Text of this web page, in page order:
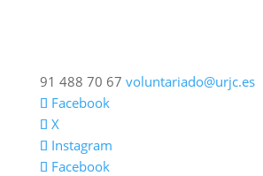
91 488 70 67 voluntariado@urjc.es
Facebook
X
Instagram
Facebook